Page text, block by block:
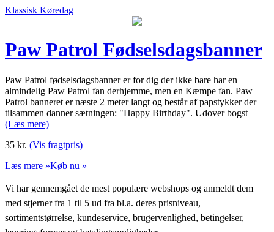
Klassisk Køredag
Paw Patrol Fødselsdagsbanner
Paw Patrol fødselsdagsbanner er for dig der ikke bare har en
almindelig Paw Patrol fan derhjemme, men en Kæmpe fan. Paw
Patrol banneret er næste 2 meter langt og består af papstykker der
tilsammen danner sætningen: "Happy Birthday". Udover bogst
(Læs mere)
35 kr. (Vis fragtpris)
Læs mere »Køb nu »
Vi har gennemgået de mest populære webshops og anmeldt dem
med stjerner fra 1 til 5 ud fra bl.a. deres prisniveau,
sortimentstørrelse, kundeservice, brugervenlighed, betingelser,